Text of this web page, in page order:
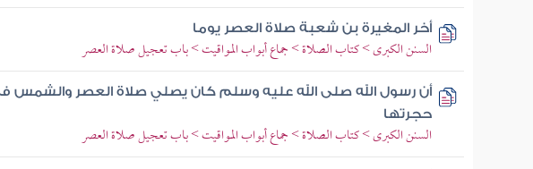
أخر المغيرة بن شعبة صلاة العصر يوما
السنن الكبرى > كتاب الصلاة > جماع أبواب المواقيت > باب تعجيل صلاة العصر
أن رسول الله صلى الله عليه وسلم كان يصلي صلاة العصر والشمس
حجرتها
السنن الكبرى > كتاب الصلاة > جماع أبواب المواقيت > باب تعجيل صلاة العصر